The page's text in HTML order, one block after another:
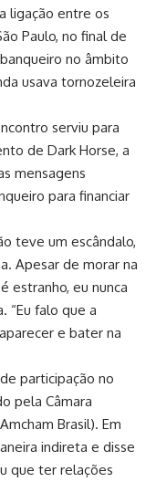
ligação entre os
Paulo, no final de
no âmbito
usava tornozeleira
serviu para
de Dark Horse, a
mensagens
para financiar
teve um escândalo,
Apesar de morar na
estranho, eu nunca
“Eu falo que a
e bater na
participação no
pela Câmara
Brasil). Em
indireta e disse
que ter relações